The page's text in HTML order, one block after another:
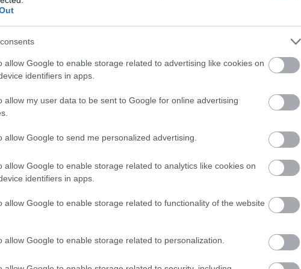
allow Google to enable storage related to advertising like cookies on
identifiers in apps.
allow my user data to be sent to Google for online advertising
allow Google to send me personalized advertising.
allow Google to enable storage related to analytics like cookies on
identifiers in apps.
allow Google to enable storage related to functionality of the website
allow Google to enable storage related to personalization.
1)
)
elsajátítását, az érzelmi intelligencia
önfejlesztés célja,hogy az egyén felfedezze
és kiaknázza saját potenciálját, javítsa
környezetét. De vajon miért is olyan fontos ez
számunkra?
1. Önismeret: Az önfejlesztés elsődleges
tehetünk szert. Megismerve saját
döntéseket hozni életünk minden területén.
Eladó
ember
egy kék,
magát,
FEEDEK